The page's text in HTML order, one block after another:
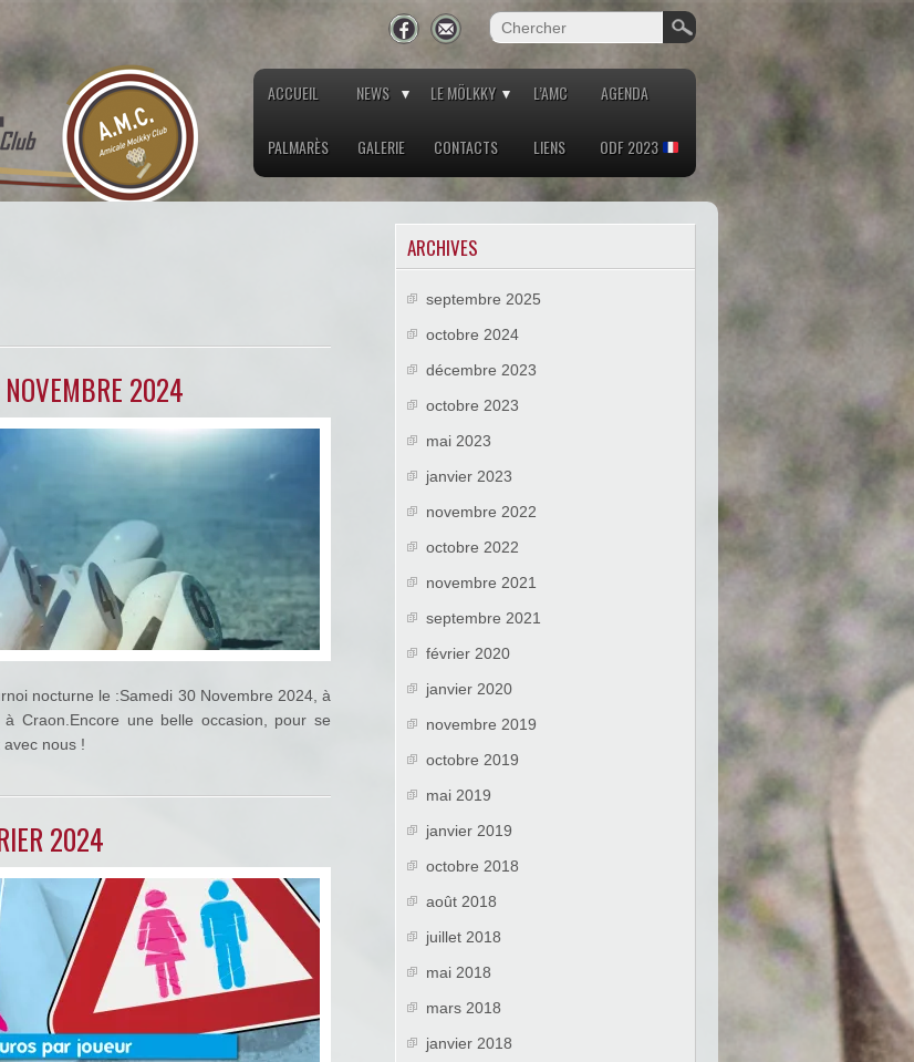
ACCUEIL NEWS LE MÖLKKY L’AMC AGENDA
PALMARÈS GALERIE CONTACTS LIENS ODF 2023
2024
nocturne le :Samedi 30 Novembre 2024, à
Craon.Encore une belle occasion, pour se
nous !
2024
ARCHIVES
septembre 2025
octobre 2024
décembre 2023
octobre 2023
mai 2023
janvier 2023
novembre 2022
octobre 2022
novembre 2021
septembre 2021
février 2020
janvier 2020
novembre 2019
octobre 2019
mai 2019
janvier 2019
octobre 2018
août 2018
juillet 2018
mai 2018
mars 2018
janvier 2018